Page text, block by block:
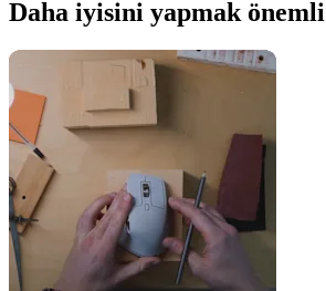
Daha iyisini yapmak önemli